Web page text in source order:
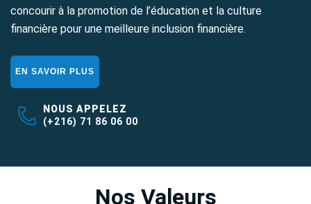
concourir à la promotion de l’éducation et la culture
financière pour une meilleure inclusion financière.
EN SAVOIR PLUS
NOUS APPELEZ
(+216) 71 86 06 00
Nos Valeurs